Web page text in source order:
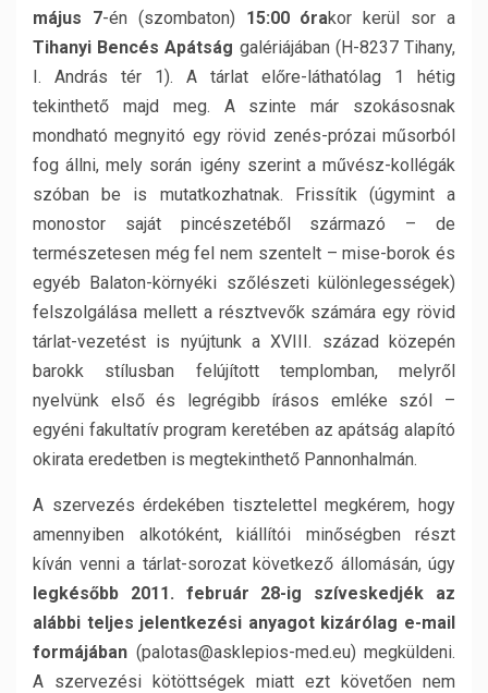
május 7-én (szombaton) 15:00 órakor kerül sor a
Tihanyi Bencés Apátság galériájában (H-8237 Tihany,
I. András tér 1). A tárlat előre-láthatólag 1 hétig
tekinthető majd meg. A szinte már szokásosnak
mondható megnyitó egy rövid zenés-prózai műsorból
fog állni, mely során igény szerint a művész-kollégák
szóban be is mutatkozhatnak. Frissítik (úgymint a
monostor saját pincészetéből származó – de
természetesen még fel nem szentelt – mise-borok és
egyéb Balaton-környéki szőlészeti különlegességek)
felszolgálása mellett a résztvevők számára egy rövid
tárlat-vezetést is nyújtunk a XVIII. század közepén
barokk stílusban felújított templomban, melyről
nyelvünk első és legrégibb írásos emléke szól –
egyéni fakultatív program keretében az apátság alapító
okirata eredetben is megtekinthető Pannonhalmán.
A szervezés érdekében tisztelettel megkérem, hogy
amennyiben alkotóként, kiállítói minőségben részt
kíván venni a tárlat-sorozat következő állomásán, úgy
legkésőbb 2011. február 28-ig szíveskedjék az
alábbi teljes jelentkezési anyagot kizárólag e-mail
formájában (palotas@asklepios-med.eu) megküldeni.
A szervezési kötöttségek miatt ezt követően nem